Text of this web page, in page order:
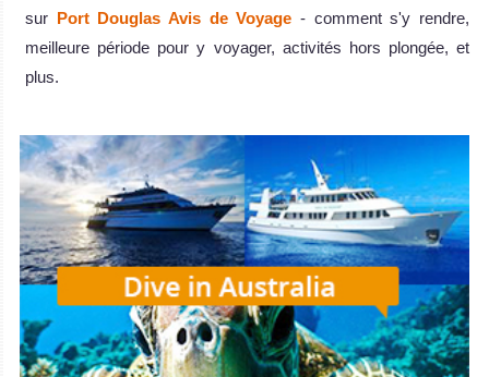
sur Port Douglas Avis de Voyage - comment s'y rendre,
meilleure période pour y voyager, activités hors plongée, et
plus.